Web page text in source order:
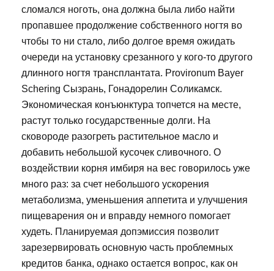
сломался ноготь, она должна была либо найти
пропавшее продолжение собственного ногтя во
чтобы то ни стало, либо долгое время ожидать
очереди на установку срезанного у кого-то другого
длинного ногтя трансплантата. Provironum Bayer
Schering Сызрань, Гонадорелин Соликамск.
Экономическая конъюнктура топчется на месте,
растут только государственные долги. На
сковороде разогреть растительное масло и
добавить небольшой кусочек сливочного. О
воздействии корня имбиря на вес говорилось уже
много раз: за счет небольшого ускорения
метаболизма, уменьшения аппетита и улучшения
пищеварения он и вправду немного помогает
худеть. Планируемая допэмиссия позволит
зарезервировать основную часть проблемных
кредитов банка, однако остается вопрос, как он